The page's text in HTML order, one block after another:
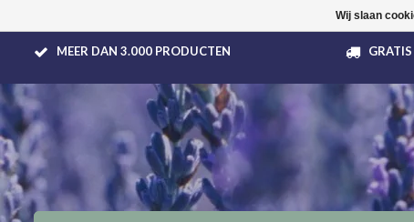
MEER DAN 3.000 PRODUCTEN
Wij slaan